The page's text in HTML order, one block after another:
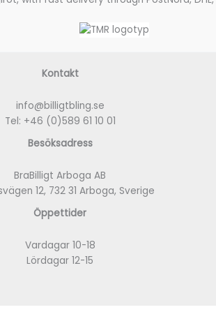
Kontakt
info@billigtbling.se
Tel: +46 (0)589 61 10 01
Besöksadress
BraBilligt Arboga AB
12, 732 31 Arboga, Sverige
Öppettider
Vardagar 10-18
Lördagar 12-15